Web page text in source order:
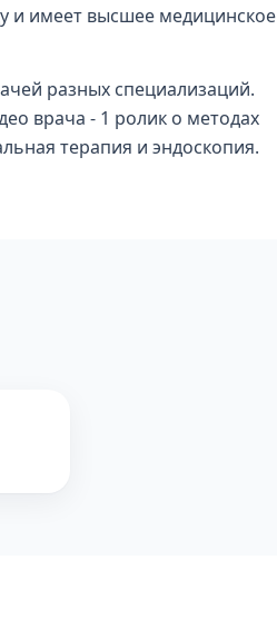
и имеет высшее медицинское
разных специализаций.
врача - 1 ролик о методах
терапия и эндоскопия.